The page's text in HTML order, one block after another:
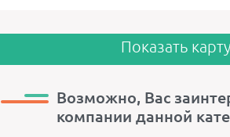
Показать карту
Возможно, Вас
компании данной